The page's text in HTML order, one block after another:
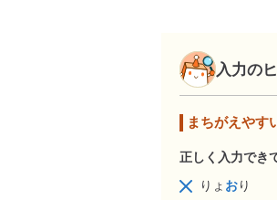
入力の
まちがえやす
正しく入力でき
りょ おり